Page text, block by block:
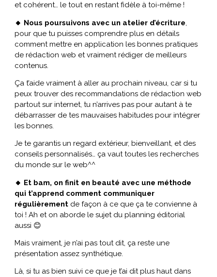
et cohérent… le tout en restant fidèle à toi-même !
🔸 Nous poursuivons avec un atelier d’écriture
pour que tu puisses comprendre plus en détails
comment mettre en application les bonnes pratiques
de rédaction web et vraiment rédiger de meilleurs
contenus.
Ça t’aide vraiment à aller au prochain niveau, car si tu
peux trouver des recommandations de rédaction web
partout sur internet, tu n’arrives pas pour autant à te
débarrasser de tes mauvaises habitudes pour intégrer
les bonnes.
Je te garantis un regard extérieur, bienveillant, et des
conseils personnalisés… ça vaut toutes les recherches
du monde sur le web^^
🔸 Et bam, on finit en beauté avec une méthode
qui t’apprend comment communiquer
régulièrement de façon à ce que ça te convienne à
toi ! Ah et on aborde le sujet du planning éditorial
aussi 😊
Mais vraiment, je n’ai pas tout dit, ça reste une
présentation assez synthétique.
Là, si tu as bien suivi ce que je t’ai dit plus haut dans